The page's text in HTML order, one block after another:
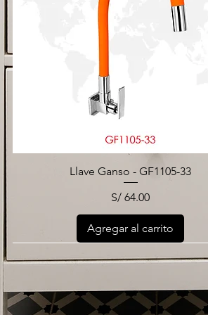
Llave Ganso - GF1105-33
Precio
S/ 64.00
Agregar al carrito